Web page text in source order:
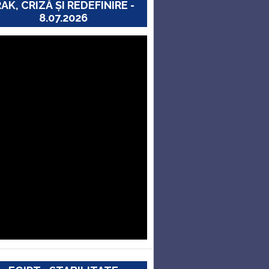
CRIZĂ ȘI REDEFINIRE -
8.07.2026